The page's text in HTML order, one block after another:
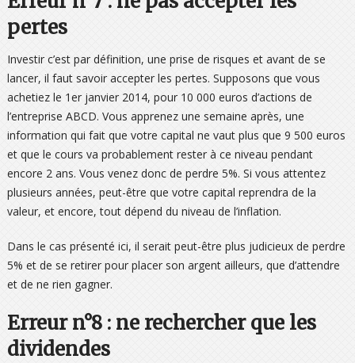
pertes
Investir c’est par définition, une prise de risques et avant de se
lancer, il faut savoir accepter les pertes. Supposons que vous
achetiez le 1er janvier 2014, pour 10 000 euros d’actions de
l’entreprise ABCD. Vous apprenez une semaine après, une
information qui fait que votre capital ne vaut plus que 9 500 euros
et que le cours va probablement rester à ce niveau pendant
encore 2 ans. Vous venez donc de perdre 5%. Si vous attentez
plusieurs années, peut-être que votre capital reprendra de la
valeur, et encore, tout dépend du niveau de l’inflation.
Dans le cas présenté ici, il serait peut-être plus judicieux de perdre
5% et de se retirer pour placer son argent ailleurs, que d’attendre
et de ne rien gagner.
Erreur n°8 : ne rechercher que les
dividendes